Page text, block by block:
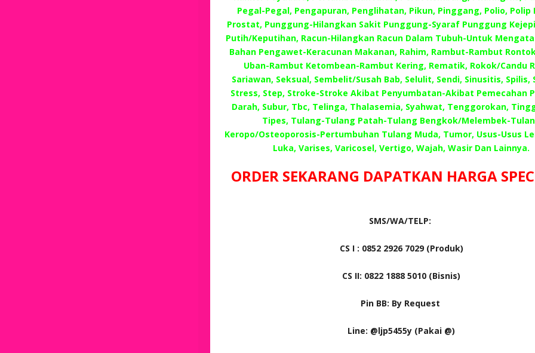
Pegal-Pegal, Pengapuran, Penglihatan, Pikun, Pinggang, Polio, Polip
Prostat, Punggung-Hilangkan Sakit Punggung-Syaraf Punggung
Putih/Keputihan, Racun-Hilangkan Racun Dalam Tubuh-Untuk
Bahan Pengawet-Keracunan Makanan, Rahim, Rambut-Rambut
Uban-Rambut Ketombean-Rambut Kering, Rematik, Rokok/Candu
Sariawan, Seksual, Sembelit/Susah Bab, Selulit, Sendi, Sinusitis, Spilis,
Stress, Step, Stroke-Stroke Akibat Penyumbatan-Akibat Pemecahan
Darah, Subur, Tbc, Telinga, Thalasemia, Syahwat, Tenggorokan,
Tipes, Tulang-Tulang Patah-Tulang Bengkok/Melembek-
Keropo/Osteoporosis-Pertumbuhan Tulang Muda, Tumor, Usus-Usus
Luka, Varises, Varicosel, Vertigo, Wajah, Wasir Dan Lainnya.
ORDER SEKARANG DAPATKAN HARGA
SMS/WA/TELP:
CS I : 0852 2926 7029 (Produk)
CS II: 0822 1888 5010 (Bisnis)
Pin BB: By Request
Line: @ljp5455y (Pakai @)